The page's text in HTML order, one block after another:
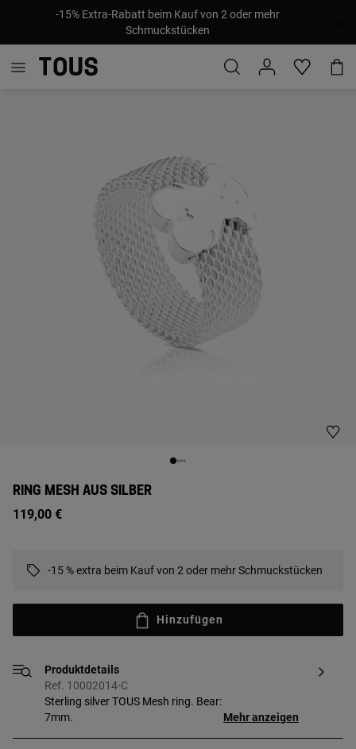
-15% Extra-Rabatt beim Kauf von 2 oder mehr
Schmuckstücken
RING MESH AUS SILBER
119,00 €
-15 % extra beim Kauf von 2 oder mehr Schmuckstücken
Hinzufügen
Produktdetails
Ref. 10002014-C
Sterling silver TOUS Mesh ring. Bear:
7mm.
Mehr anzeigen